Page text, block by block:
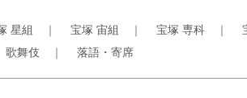
星組 ｜ 宝塚 宙組 ｜ 宝塚 専科 ｜
歌舞伎 ｜ 落語・寄席